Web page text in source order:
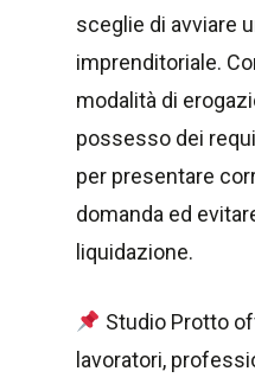
sceglie di avviare
imprenditoriale.
modalità di
possesso dei
per presentare
domanda ed
liquidazione.
Studio Protto
lavoratori,